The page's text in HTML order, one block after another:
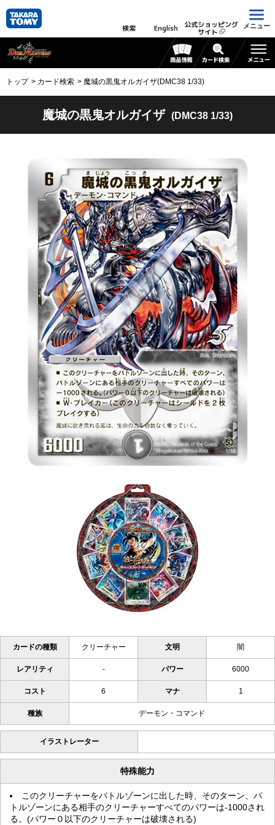
検索 English 公式ショッピング
サイト
メニュー
トップ カード検索 魔城の黒鬼オルガイザ(DMC38 1/33)
魔城の黒鬼オルガイザ (DMC38 1/33)
カードの種類 クリーチャー 文明 闇
レアリティ - パワー 6000
コスト 6 マナ 1
種族 デーモン・コマンド
イラストレーター
特殊能力
このクリーチャーをバトルゾーンに出した時、そのターン、バ
トルゾーンにある相手のクリーチャーすべてのパワーは-1000され
る。(パワー０以下のクリーチャーは破壊される)